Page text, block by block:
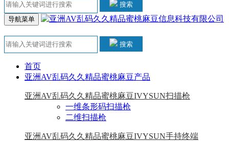
搜索
导航菜单
搜索
首页
亚洲AV乱码久久精品蜜桃麻豆产品
亚洲AV乱码久久精品蜜桃麻豆IVYSUN扫描枪
一维条形码扫描枪
二维扫描枪
亚洲AV乱码久久精品蜜桃麻豆IVYSUN手持终端